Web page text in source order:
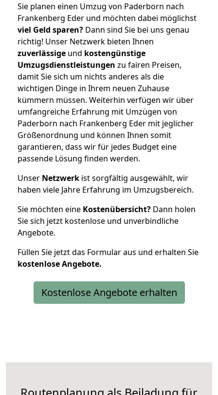
Sie planen einen Umzug von Paderborn nach
Frankenberg Eder und möchten dabei möglichst
viel Geld sparen? Dann sind Sie bei uns genau
richtig! Unser Netzwerk bieten Ihnen
zuverlässige und kostengünstige
Umzugsdienstleistungen zu fairen Preisen,
damit Sie sich um nichts anderes als die
wichtigen Dinge in Ihrem neuen Zuhause
kümmern müssen. Weiterhin verfügen wir über
umfangreiche Erfahrung mit Umzügen von
Paderborn nach Frankenberg Eder mit jeglicher
Größenordnung und können Ihnen somit
garantieren, dass wir für jedes Budget eine
passende Lösung finden werden.
Unser Netzwerk ist sorgfältig ausgewählt, wir
haben viele Jahre Erfahrung im Umzugsbereich.
Sie möchten eine Kostenübersicht? Dann holen
Sie sich jetzt kostenlose und unverbindliche
Angebote.
Füllen Sie jetzt das Formular aus und erhalten Sie
kostenloseAngebote.
Kostenlose Angebote erhalten